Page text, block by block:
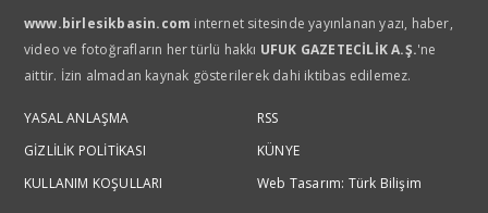
www.birlesikbasin.com internet sitesinde yayınlanan yazı, haber,
video ve fotoğrafların her türlü hakkı UFUK GAZETECİLİK A.Ş.'ne
aittir. İzin almadan kaynak gösterilerek dahi iktibas edilemez.
YASAL ANLAŞMA
GİZLİLİK POLİTİKASI
KULLANIM KOŞULLARI
RSS
KÜNYE
Web Tasarım: Türk Bilişim